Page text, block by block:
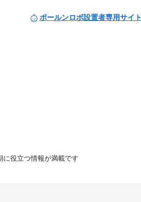
ポールンロボ設置者専用サイト
に役立つ情報が満載です